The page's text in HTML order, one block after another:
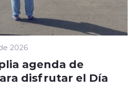
2026
agenda de
disfrutar el Día